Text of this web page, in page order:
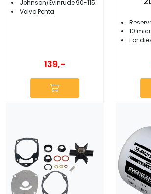
Johnson/Evinrude 90-115/150-225 hk
Volvo Penta
139,-
10
For